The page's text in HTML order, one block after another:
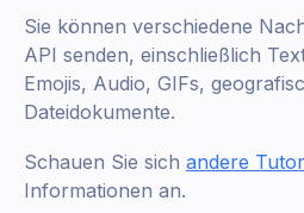
Sie können verschiedene
API senden, einschließlich
Emojis, Audio, GIFs,
Dateidokumente.
Schauen Sie sich andere
Informationen an.